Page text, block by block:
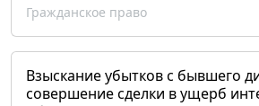
Гражданское право
Взыскание убытков с бывшего
совершение сделки в ущерб